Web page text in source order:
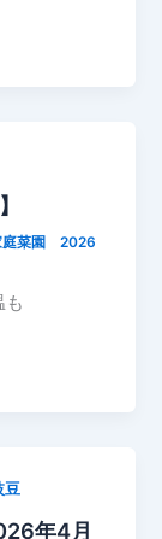
庭菜園 2026
も
豆
年4月